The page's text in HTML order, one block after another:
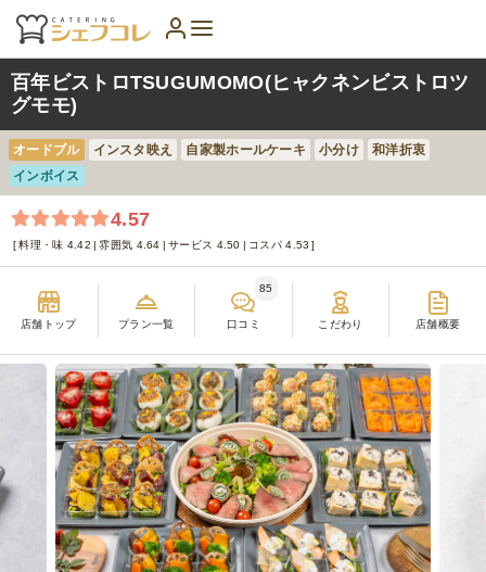
百年ビストロTSUGUMOMO(ヒャクネンビストロツ
グモモ)
オードブル インスタ映え 自家製ホールケーキ 小分け
和洋折衷
インボイス
4.57
料理・味 4.42 雰囲気 4.64 サービス 4.50 コスパ 4.53
店舗トップ プラン一覧 口コミ
85
こだわり 店舗概要